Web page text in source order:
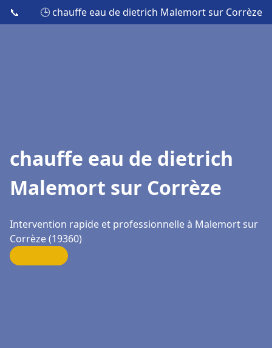
📞 🕒 chauffe eau de dietrich Malemort sur Corrèze
chauffe eau de dietrich
Malemort sur Corrèze
Intervention rapide et professionnelle à Malemort sur
Corrèze (19360)